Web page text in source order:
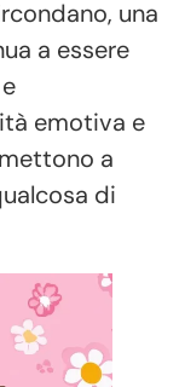
una
a essere
emotiva e
a
di